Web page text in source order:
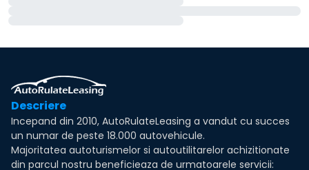
Descriere
Incepand din 2010, AutoRulateLeasing a vandut cu succes
un numar de peste 18.000 autovehicule.
Majoritatea autoturismelor si autoutilitarelor achizitionate
din parcul nostru beneficieaza de urmatoarele servicii: